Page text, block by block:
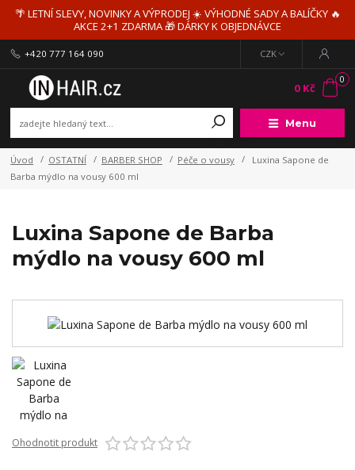
🌴 LETNÍ SLEVY, NOVINKY A VÝPRODEJ ☀️ VÝHODNÉ SADY A BALÍČKY 🔥
AKCE 2+1 ZDARMA 🎁 DÁRKY K OBJEDNÁVCE
Menu
CZK
+420 777 164 090
0
0 Kč
Úvod OSTATNÍ BARBER SHOP Péče o vousy
Luxina Sapone de
Barba mýdlo na vousy 600 ml
Luxina Sapone de Barba
mýdlo na vousy 600 ml
Ohodnotit produkt